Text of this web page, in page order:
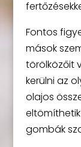
Fontos
mások
törölközőit
kerülni az
olajos
gombák